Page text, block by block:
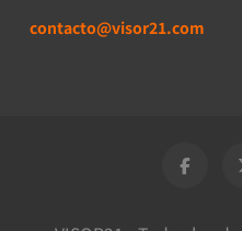
contacto@visor21.com